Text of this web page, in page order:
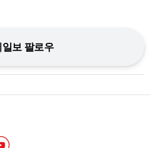
보 팔로우